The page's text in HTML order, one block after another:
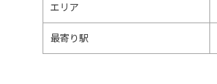
エリア
最寄り駅